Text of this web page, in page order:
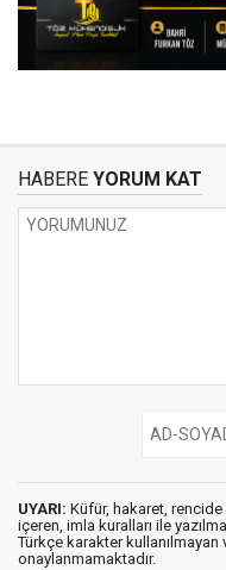
HABERE YORUM KAT
UYARI: Küfür, hakaret, rencide
içeren, imla kuralları ile
Türkçe karakter kullanılmayan
onaylanmamaktadır.